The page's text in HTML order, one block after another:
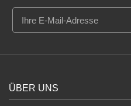
ÜBER UNS